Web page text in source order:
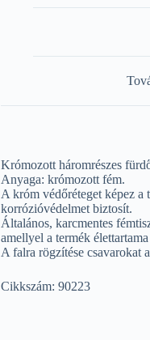
Krómozott háromrészes
Anyaga: krómozott fém.
A króm védőréteget képez a
korrózióvédelmet biztosít.
Általános, karcmentes
amellyel a termék
A falra rögzítése csavarokat
Cikkszám: 90223